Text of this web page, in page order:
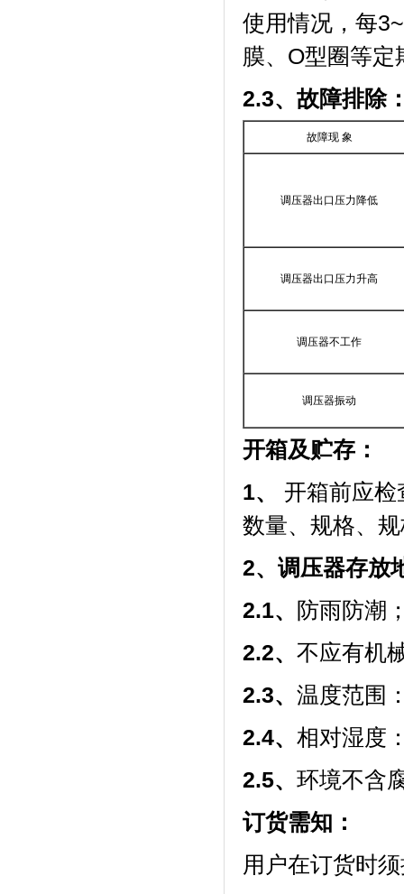
使用情况，每
膜、O型圈等
2.3、故障排除
故障现 象
调压器出口压力降低
调压器出口压力升高
调压器不工作
调压器振动
开箱及贮存：
1、
开箱前应检
数量、规格、
2、调压器存放
2.1、
防雨防潮
2.2、 不应有机
2.3、 温度范围
2.4、 相对湿度
2.5、 环境不含
订货需知：
用户在订货时